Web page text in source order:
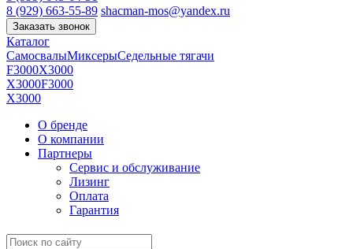
8 (929) 663-55-89 shacman-mos@yandex.ru
Заказать звонок
Каталог
СамосвалыМиксерыСедельные тягачи
F3000X3000
X3000F3000
X3000
О бренде
О компании
Партнеры
Сервис и обслуживание
Лизинг
Оплата
Гарантия